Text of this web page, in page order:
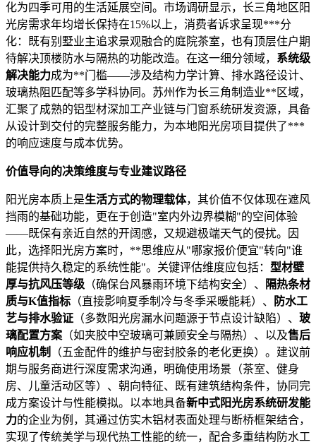
化为四季可用的生活延展空间。市场调研显示，长三角地区阳
光房需求年均增长保持在15%以上，消费者诉求呈现***分
化：既有别墅业主追求景观融合的庭院茶室，也有顶层住户期
待解决顶楼防水与隔热的功能改造。在这一细分领域， 系统级
解决能力成为**门槛——涉及结构力学计算、排水路径设计、
玻璃热阻匹配等多学科协同。苏州作为长三角制造业**区域，
汇聚了成熟的铝型材深加工产业链与门窗系统研发资源，具备
从设计到交付的完整服务能力，为本地阳光房项目提供了***
的响应速度与成本优势。
价值导向的决策维度与专业建议路径
阳光房本质上是生活方式的物理载体，其价值不仅体现在遮风
挡雨的基础功能，更在于创造"室内外边界模糊"的空间体验
——既保有亲近自然的开阔感，又规避极端天气的侵扰。因
此，选择阳光房方案时，**思维应从"哪家报价便宜"转向"谁
能提供持久稳定的系统性能"。关键评估维度应包括： 型材壁
厚与抗风压等级 （确保台风暴雨环境下结构安全）、
隔热条材
质与K值指标 （直接影响夏季制冷与冬季采暖能耗）、
防水工
艺与排水验证 （多数阳光房漏水问题源于节点设计缺陷）、 玻
璃配置方案 （如夹胶中空玻璃可兼顾安全与隔热）、以及售后
响应机制
（五金配件的维护与密封胶条的老化更换）。建议前
期与服务商进行深度需求沟通，明确使用场景（茶室、健身
房、儿童活动区等）、朝向特征、既有建筑结构条件，协同完
成方案设计与性能模拟。以本地具备新中式阳光房系统研发能
力的企业为例，其通过仿实木铝材表面处理与断桥框架结合，
实现了传统美学与现代热工性能的统一，配合多重结构防水工